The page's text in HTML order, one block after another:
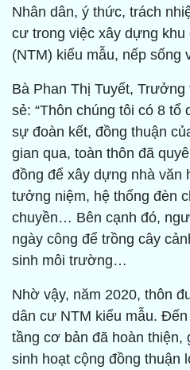
Nhân dân, ý thức, trách
cư trong việc xây dựng
(NTM) kiểu mẫu, nếp sống
Bà Phan Thị Tuyết,
sẻ: “Thôn chúng tôi có 8
sự đoàn kết, đồng thuận
gian qua, toàn thôn đã
đồng để xây dựng nhà văn
tưởng niệm, hệ thống đèn
chuyền… Bên cạnh đó,
ngày công để trồng cây
sinh môi trường…
Nhờ vậy, năm 2020, thôn
dân cư NTM kiểu mẫu.
tầng cơ bản đã hoàn thiện,
sinh hoạt cộng đồng thuận